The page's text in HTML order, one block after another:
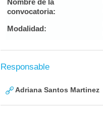
Nombre de la
convocatoria:
Modalidad:
Responsable
Adriana Santos Martinez